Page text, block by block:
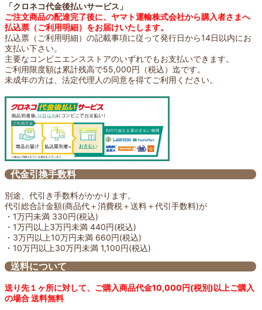
「クロネコ代金後払いサービス」
ご注文商品の配達完了後に、ヤマト運輸株式会社から購入者さまへ
払込票（ご利用明細）をお届けいたします。
払込票（ご利用明細）の記載事項に従って発行日から14日以内にお
支払い下さい。
主要なコンビニエンスストアのいずれでもお支払いできます。
ご利用限度額は累計残高で55,000円（税込）迄です。
未成年の方は、法定代理人の同意を得てご利用ください。
代金引換手数料
別途、代引き手数料がかかります。
代引総合計金額(商品代＋消費税＋送料＋代引手数料)が
・1万円未満 330円(税込)
・1万円以上3万円未満 440円(税込)
・3万円以上10万円未満 660円(税込)
・10万円以上30万円未満 1,100円(税込)
送料について
送り先１ヶ所に対して、ご購入商品代金10,000円(税別)以上ご購入
の場合 送料無料